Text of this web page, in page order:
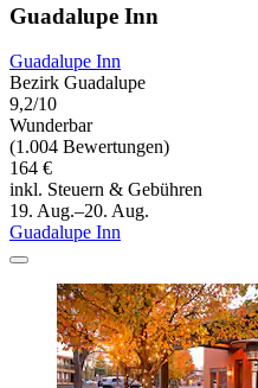
Guadalupe Inn
Guadalupe Inn
Bezirk Guadalupe
9,2/10
Wunderbar
(1.004 Bewertungen)
164 €
inkl. Steuern & Gebühren
19. Aug.–20. Aug.
Guadalupe Inn